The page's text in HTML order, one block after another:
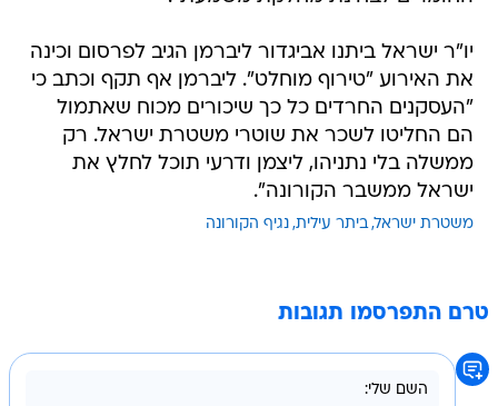
יו"ר ישראל ביתנו אביגדור ליברמן הגיב לפרסום וכינה
את האירוע "טירוף מוחלט". ליברמן אף תקף וכתב כי
"העסקנים החרדים כל כך שיכורים מכוח שאתמול
הם החליטו לשכר את שוטרי משטרת ישראל. רק
ממשלה בלי נתניהו, ליצמן ודרעי תוכל לחלץ את
ישראל ממשבר הקורונה".
משטרת ישראל ביתר עילית נגיף הקורונה
טרם התפרסמו תגובות